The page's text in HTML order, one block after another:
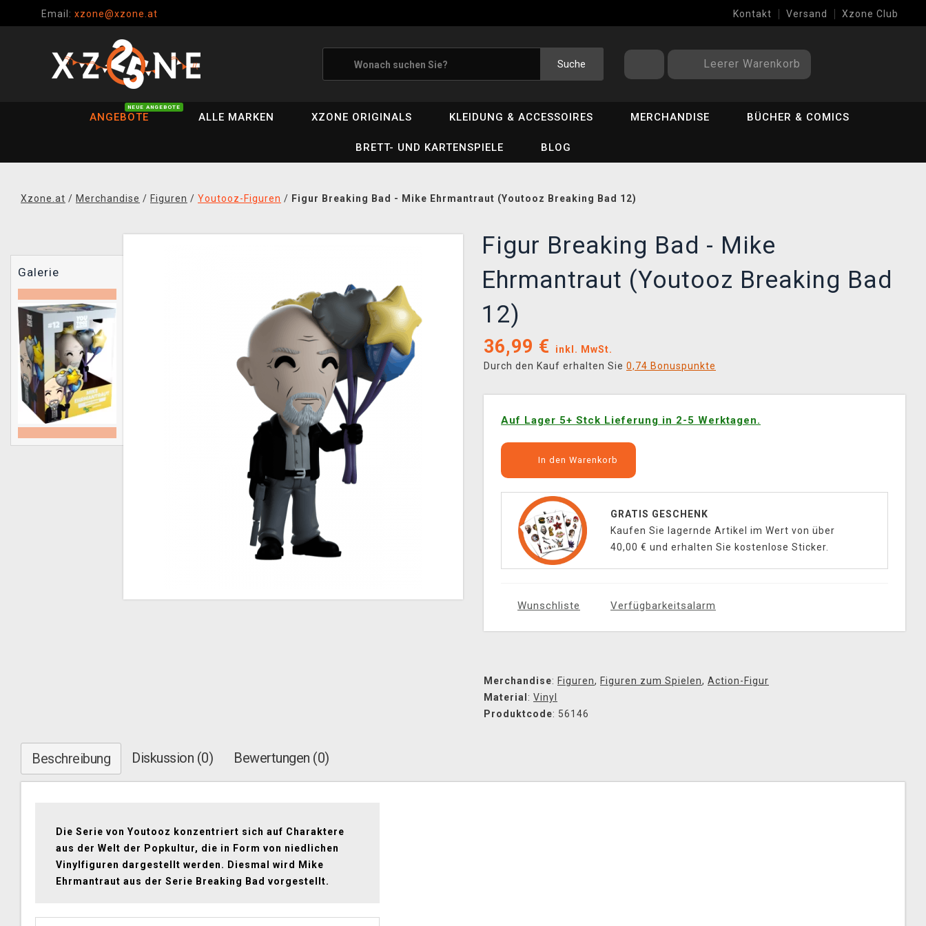
Email: xzone@xzone.at Kontakt Versand Xzone Club
Suche Leerer Warenkorb
ANGEBOTE
NEUE ANGEBOTE
ALLE MARKEN XZONE ORIGINALS KLEIDUNG & ACCESSOIRES MERCHANDISE BÜCHER & COMICS
BRETT- UND KARTENSPIELE BLOG
Xzone.at / Merchandise / Figuren / Youtooz-Figuren / Figur Breaking Bad - Mike Ehrmantraut (Youtooz Breaking Bad 12)
Galerie
Figur Breaking Bad - Mike
Ehrmantraut (Youtooz Breaking Bad
12)
36,99 €
inkl. MwSt.
Durch den Kauf erhalten Sie 0,74 Bonuspunkte
Auf Lager 5+ Stck Lieferung in 2-5 Werktagen.
In den Warenkorb
GRATIS GESCHENK
Kaufen Sie lagernde Artikel im Wert von über
40,00 € und erhalten Sie kostenlose Sticker.
Wunschliste Verfügbarkeitsalarm
Merchandise: Figuren, Figuren zum Spielen, Action-Figur
Material : Vinyl
Produktcode: 56146
Beschreibung Diskussion (0) Bewertungen (0)
Die Serie von Youtooz konzentriert sich auf Charaktere
aus der Welt der Popkultur, die in Form von niedlichen
Vinylfiguren dargestellt werden. Diesmal wird Mike
Ehrmantraut aus der Serie Breaking Bad vorgestellt.